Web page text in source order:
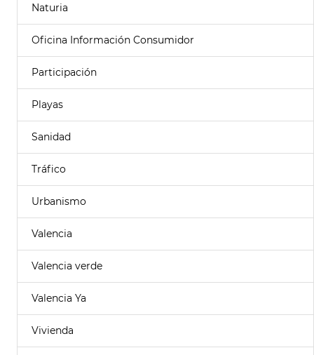
Naturia
Oficina Información Consumidor
Participación
Playas
Sanidad
Tráfico
Urbanismo
Valencia
Valencia verde
Valencia Ya
Vivienda